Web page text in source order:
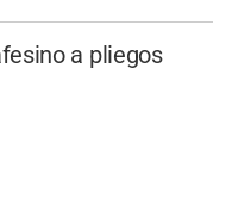
a pliegos